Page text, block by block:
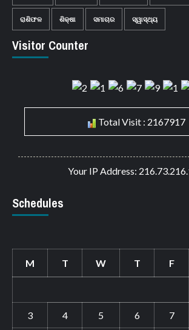
ରାଶିଫଳ ଶିକ୍ଷା ସମାଚାର ସ୍ୱାସ୍ଥ୍ୟ
Visitor Counter
Total Visit : 2167917
Your IP Address:
Schedules
M T W T F
3 4 5 6 7